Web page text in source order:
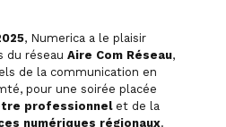
, Numerica a le plaisir
du réseau Aire Com Réseau,
de la communication en
pour une soirée placée
professionnelet de la
numériques régionaux.